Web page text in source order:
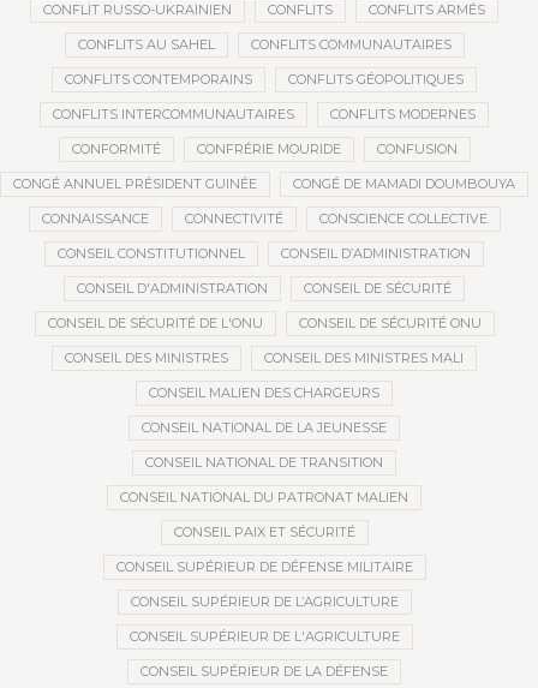
CONFLIT RUSSO-UKRAINIEN CONFLITS CONFLITS ARMÉS
CONFLITS AU SAHEL CONFLITS COMMUNAUTAIRES
CONFLITS CONTEMPORAINS CONFLITS GÉOPOLITIQUES
CONFLITS INTERCOMMUNAUTAIRES CONFLITS MODERNES
CONFORMITÉ CONFRÉRIE MOURIDE CONFUSION
CONGÉ ANNUEL PRÉSIDENT GUINÉE CONGÉ DE MAMADI DOUMBOUYA
CONNAISSANCE CONNECTIVITÉ CONSCIENCE COLLECTIVE
CONSEIL CONSTITUTIONNEL CONSEIL D’ADMINISTRATION
CONSEIL D'ADMINISTRATION CONSEIL DE SÉCURITÉ
CONSEIL DE SÉCURITÉ DE L'ONU CONSEIL DE SÉCURITÉ ONU
CONSEIL DES MINISTRES CONSEIL DES MINISTRES MALI
CONSEIL MALIEN DES CHARGEURS
CONSEIL NATIONAL DE LA JEUNESSE
CONSEIL NATIONAL DE TRANSITION
CONSEIL NATIONAL DU PATRONAT MALIEN
CONSEIL PAIX ET SÉCURITÉ
CONSEIL SUPÉRIEUR DE DÉFENSE MILITAIRE
CONSEIL SUPÉRIEUR DE L’AGRICULTURE
CONSEIL SUPÉRIEUR DE L'AGRICULTURE
CONSEIL SUPÉRIEUR DE LA DÉFENSE